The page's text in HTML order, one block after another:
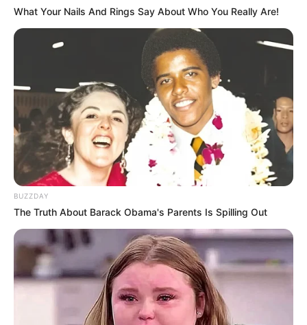
Walaupun sudah trainee beberapa tahun, Jiwon fromis_9 juga
pernah gagal debut. Namun, ia tak menyerah dan terus latihan
sehingga sekarang ia bisa debut sebagai idol K-Pop.
TAGS AKTRIS FROMIS_9 JIWON FROMIS_9 PENYANYI SELEBRITI KOREA
What Your Nails And Rings Say About Who You Really Are!
BUZZDAY
The Truth About Barack Obama's Parents Is Spilling Out